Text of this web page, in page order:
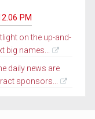
PM
on the up-and-
big names...
daily news are
sponsors...